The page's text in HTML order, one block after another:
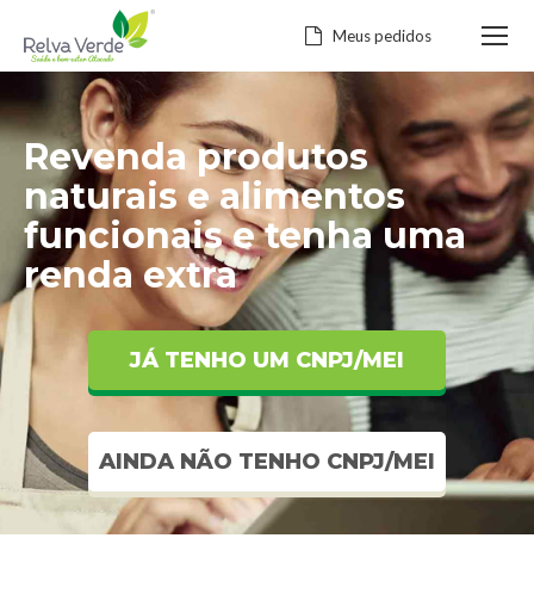
Meus pedidos
Revenda produtos
naturais e alimentos
funcionais e tenha uma
renda extra
JÁ TENHO UM CNPJ/MEI
AINDA NÃO TENHO CNPJ/MEI